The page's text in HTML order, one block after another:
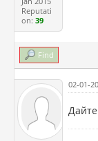
Reputati
on:39
Find
02-01-